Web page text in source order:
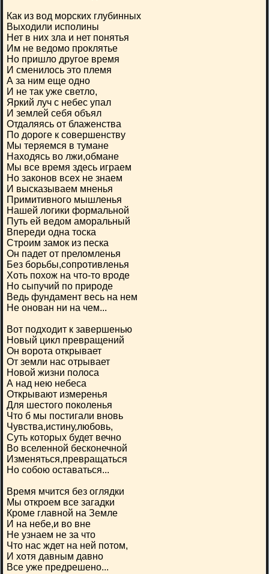
Как из вод морских глубинных
Выходили исполины
Нет в них зла и нет понятья
Им не ведомо проклятье
Но пришло другое время
И сменилось это племя
А за ним еще одно
И не так уже светло,
Яркий луч с небес упал
И землей себя объял
Отдаляясь от блаженства
По дороге к совершенству
Мы теряемся в тумане
Находясь во лжи,обмане
Мы все время здесь играем
Но законов всех не знаем
И высказываем мненья
Примитивного мышленья
Нашей логики формальной
Путь ей ведом аморальный
Впереди одна тоска
Строим замок из песка
Он падет от преломленья
Без борьбы,сопротивленья
Хоть похож на что-то вроде
Но сыпучий по природе
Ведь фундамент весь на нем
Не онован ни на чем...
Вот подходит к завершенью
Новый цикл превращений
Он ворота открывает
От земли нас отрывает
Новой жизни полоса
А над нею небеса
Открывают измеренья
Для шестого поколенья
Что б мы постигали вновь
Чувства,истину,любовь,
Суть которых будет вечно
Во вселенной бесконечной
Изменяться,превращаться
Но собою оставаться...
Время мчится без оглядки
Мы откроем все загадки
Кроме главной на Земле
И на небе,и во вне
Не узнаем не за что
Что нас ждет на ней потом,
И хотя давным давно
Все уже предрешено...